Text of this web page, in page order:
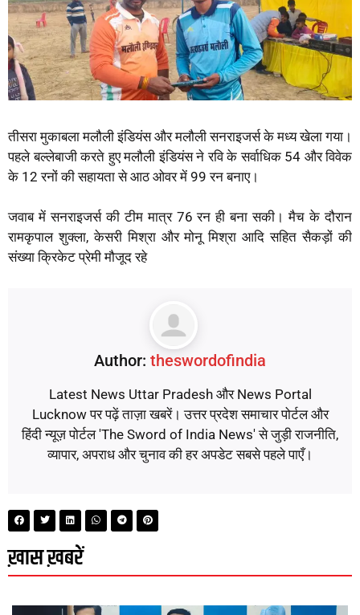
तीसरा मुकाबला मलौली इंडियंस और मलौली सनराइजर्स के मध्य खेला गया।
पहले बल्लेबाजी करते हुए मलौली इंडियंस ने रवि के सर्वाधिक 54 और विवेक
के 12 रनों की सहायता से आठ ओवर में 99 रन बनाए।
जवाब में सनराइजर्स की टीम मात्र 76 रन ही बना सकी। मैच के दौरान
रामकृपाल शुक्ला, केसरी मिश्रा और मोनू मिश्रा आदि सहित सैकड़ों की
संख्या क्रिकेट प्रेमी मौजूद रहे
Author: theswordofindia
Latest News Uttar Pradesh और News Portal
Lucknow पर पढ़ें ताज़ा खबरें। उत्तर प्रदेश समाचार पोर्टल और
हिंदी न्यूज़ पोर्टल 'The Sword of India News' से जुड़ी राजनीति,
व्यापार, अपराध और चुनाव की हर अपडेट सबसे पहले पाएँ।
ख़ास ख़बरें